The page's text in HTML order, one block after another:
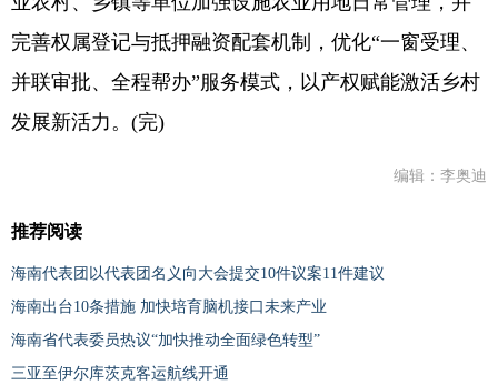
完善权属登记与抵押融资配套机制，优化“一窗受理、
并联审批、全程帮办”服务模式，以产权赋能激活乡村
发展新活力。(完)
编辑：李奥迪
推荐阅读
海南代表团以代表团名义向大会提交10件议案11件建议
海南出台10条措施 加快培育脑机接口未来产业
海南省代表委员热议“加快推动全面绿色转型”
三亚至伊尔库茨克客运航线开通